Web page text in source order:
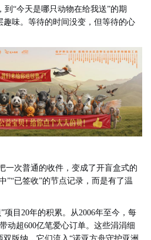
到“今天是哪只动物在给我送”的期
味。等待的时间没变，但等待的心
一次普通的收件，变成了开盲盒式的
”“已签收”的节点记录，而是有了温
项目20年的积累。从2006年至今，每
动超600亿笔爱心订单。这些涓涓细